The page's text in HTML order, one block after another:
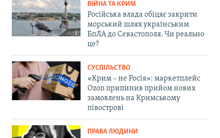
ВІЙНА ТА КРИМ
Російська влада обіцяє закрити
морський шлях українським
БпЛА до Севастополя. Чи реально
це?
СУСПІЛЬСТВО
«Крим – не Росія»: маркетплейс
Ozon припинив прийом нових
замовлень на Кримському
півострові
ПРАВА ЛЮДИНИ